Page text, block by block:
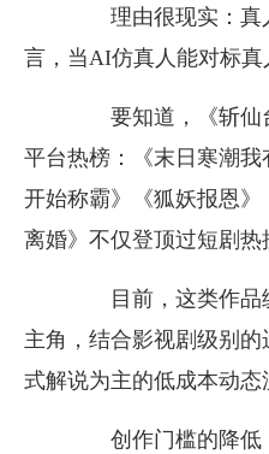
理由很现实：真人
言，当AI仿真人能对标
要知道，《斩仙台
平台热榜：《末日寒潮
开始称霸》《狐妖报恩
离婚》不仅登顶过短剧
目前，这类作品统
主角，结合影视剧级别
式解说为主的低成本动
创作门槛的降低，